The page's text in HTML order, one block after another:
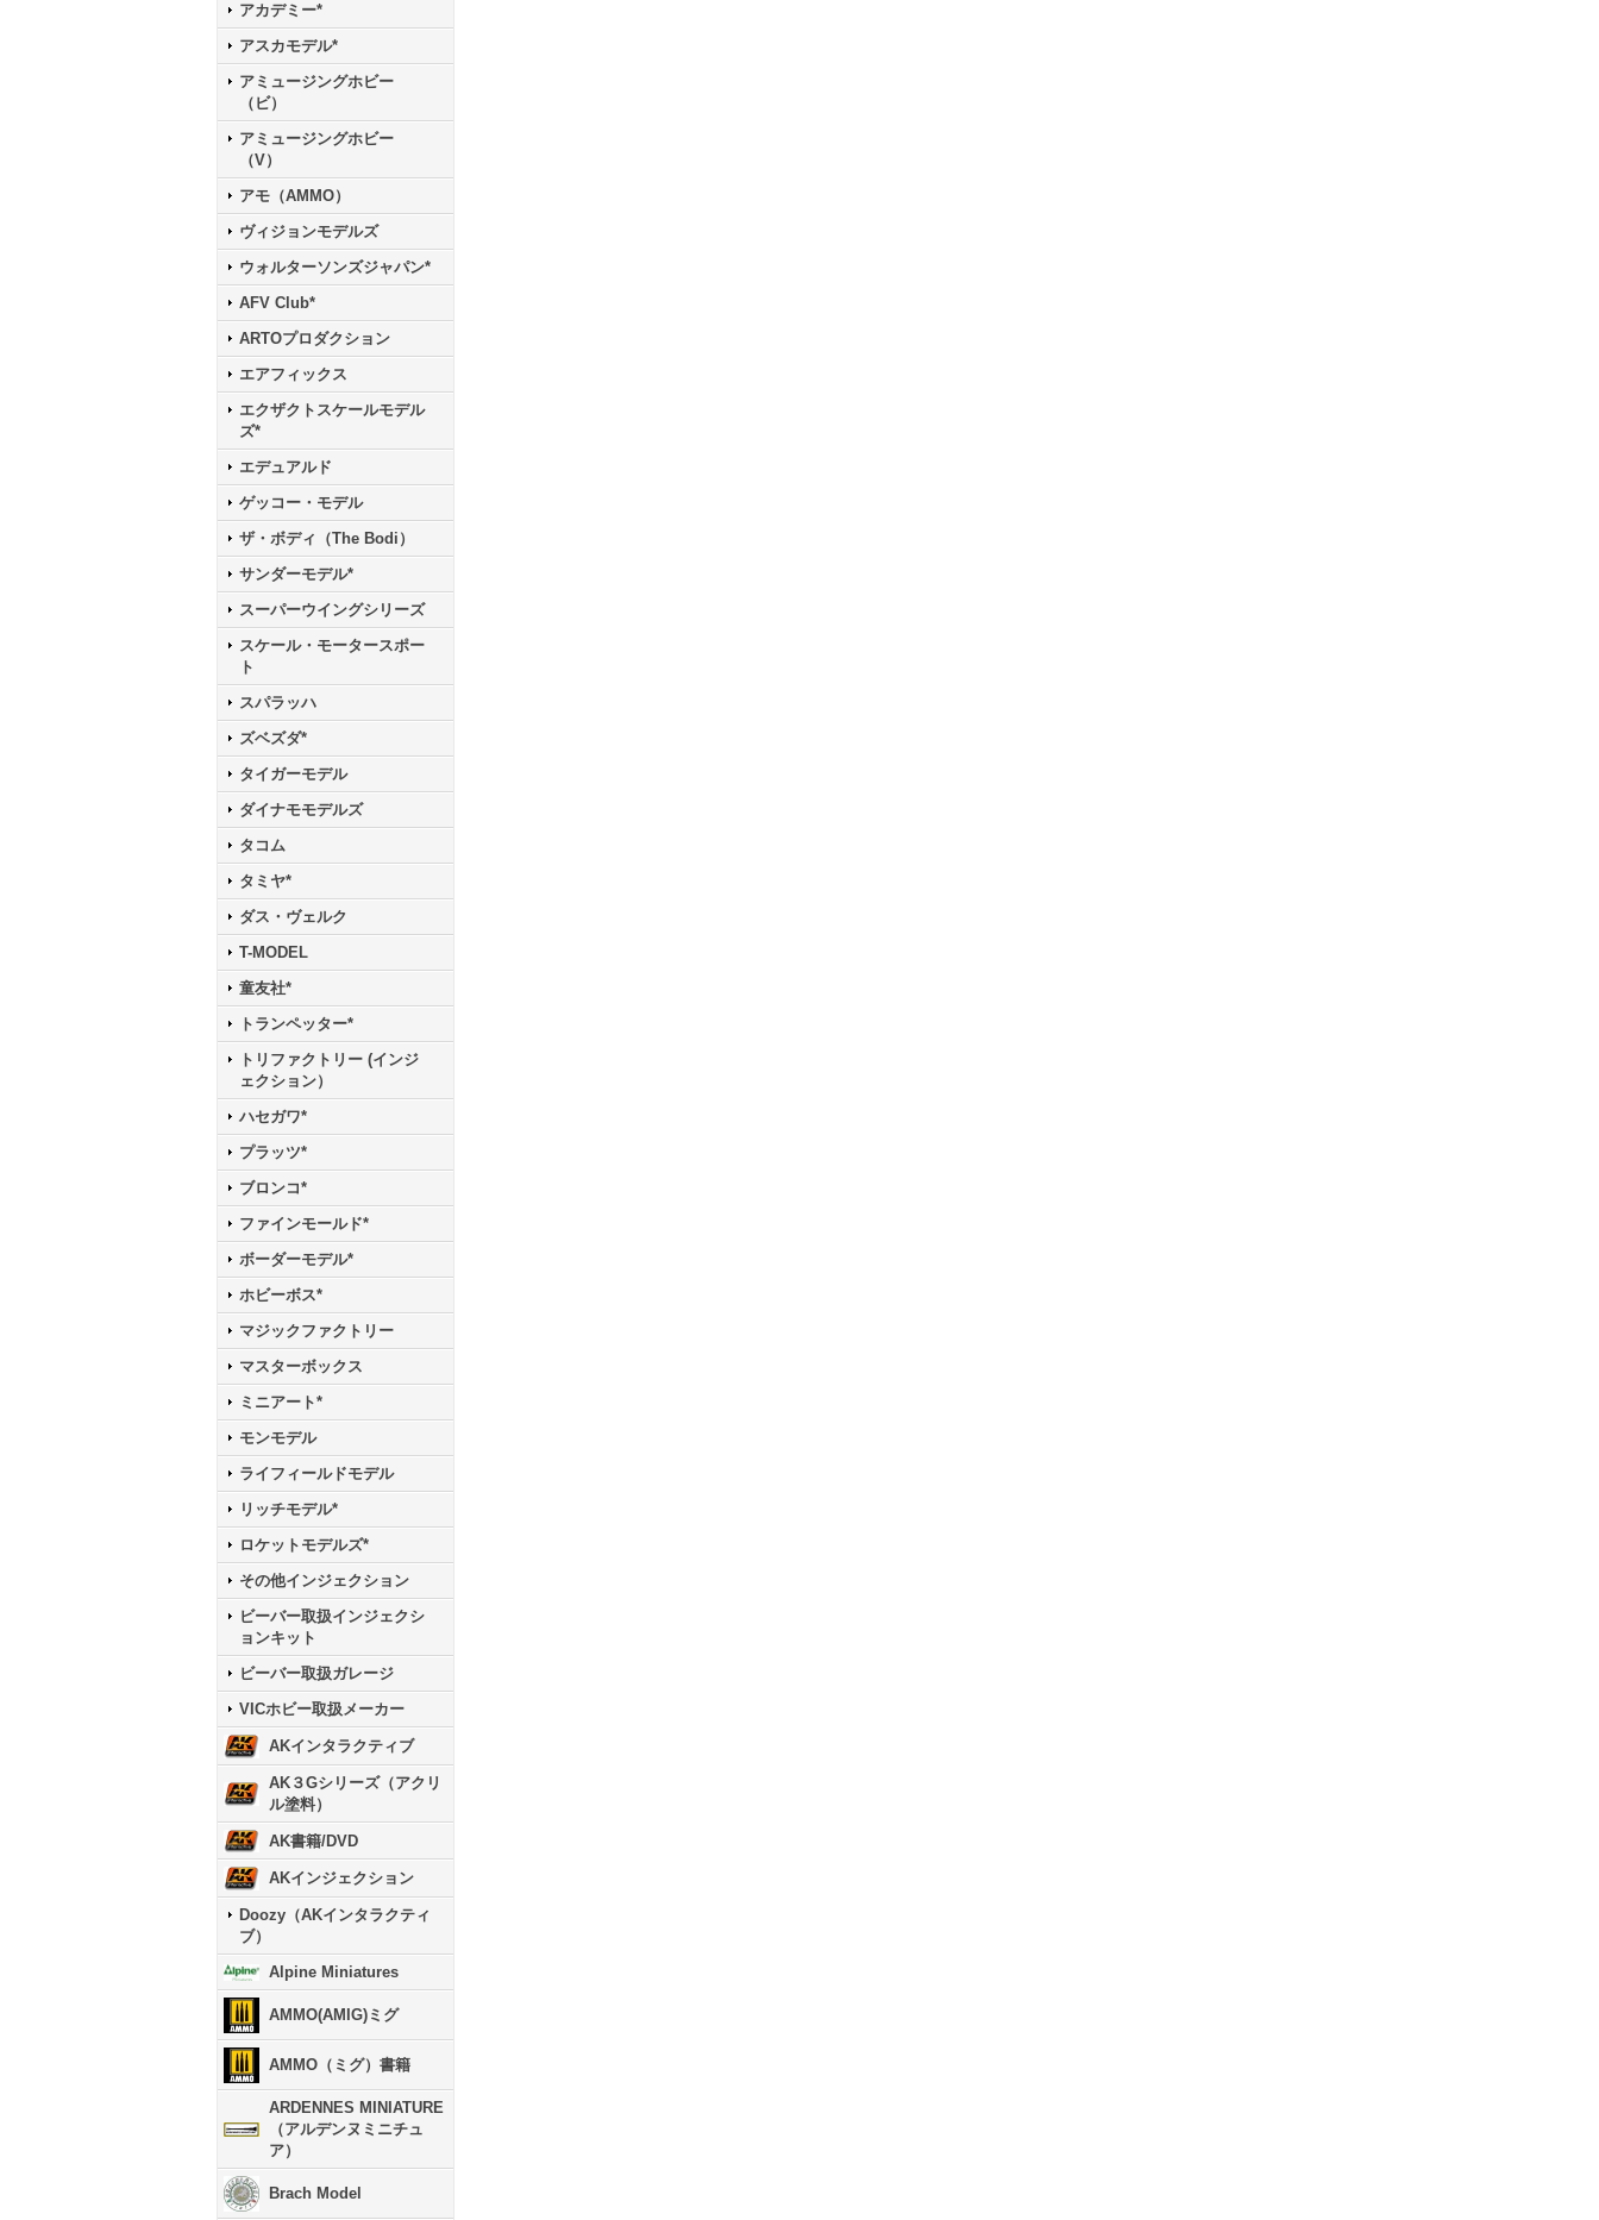
アカデミー*
アスカモデル*
アミュージングホビー
（ビ）
アミュージングホビー
（V）
アモ（AMMO）
ヴィジョンモデルズ
ウォルターソンズジャパン*
AFV Club*
ARTOプロダクション
エアフィックス
エクザクトスケールモデル
ズ*
エデュアルド
ゲッコー・モデル
ザ・ボディ（The Bodi）
サンダーモデル*
スーパーウイングシリーズ
スケール・モータースポー
ト
スパラッハ
ズベズダ*
タイガーモデル
ダイナモモデルズ
タコム
タミヤ*
ダス・ヴェルク
T-MODEL
童友社*
トランペッター*
トリファクトリー (インジ
ェクション）
ハセガワ*
プラッツ*
ブロンコ*
ファインモールド*
ボーダーモデル*
ホビーボス*
マジックファクトリー
マスターボックス
ミニアート*
モンモデル
ライフィールドモデル
リッチモデル*
ロケットモデルズ*
その他インジェクション
ビーバー取扱インジェクシ
ョンキット
ビーバー取扱ガレージ
VICホビー取扱メーカー
AKインタラクティブ
AK３Gシリーズ（アクリ
ル塗料）
AK書籍/DVD
AKインジェクション
Doozy（AKインタラクティ
ブ）
Alpine Miniatures
AMMO(AMIG)ミグ
AMMO（ミグ）書籍
ARDENNES MINIATURE
（アルデンヌミニチュ
ア）
Brach Model